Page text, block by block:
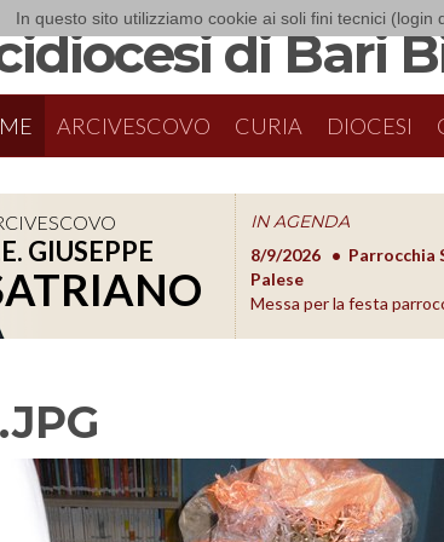
In questo sito utilizziamo cookie ai soli fini tecnici
di Bari
ARCIVESCOVO CURIA DIOCESI
GIUSEPPE
IN AGENDA
Pugliese
8/9/2026
Parrocchia
Palese
Messa per la festa